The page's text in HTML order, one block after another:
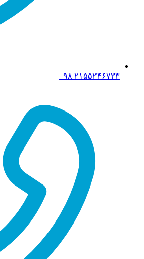
۲۱۵۵۲۴۶۷۳۳ ۹۸+